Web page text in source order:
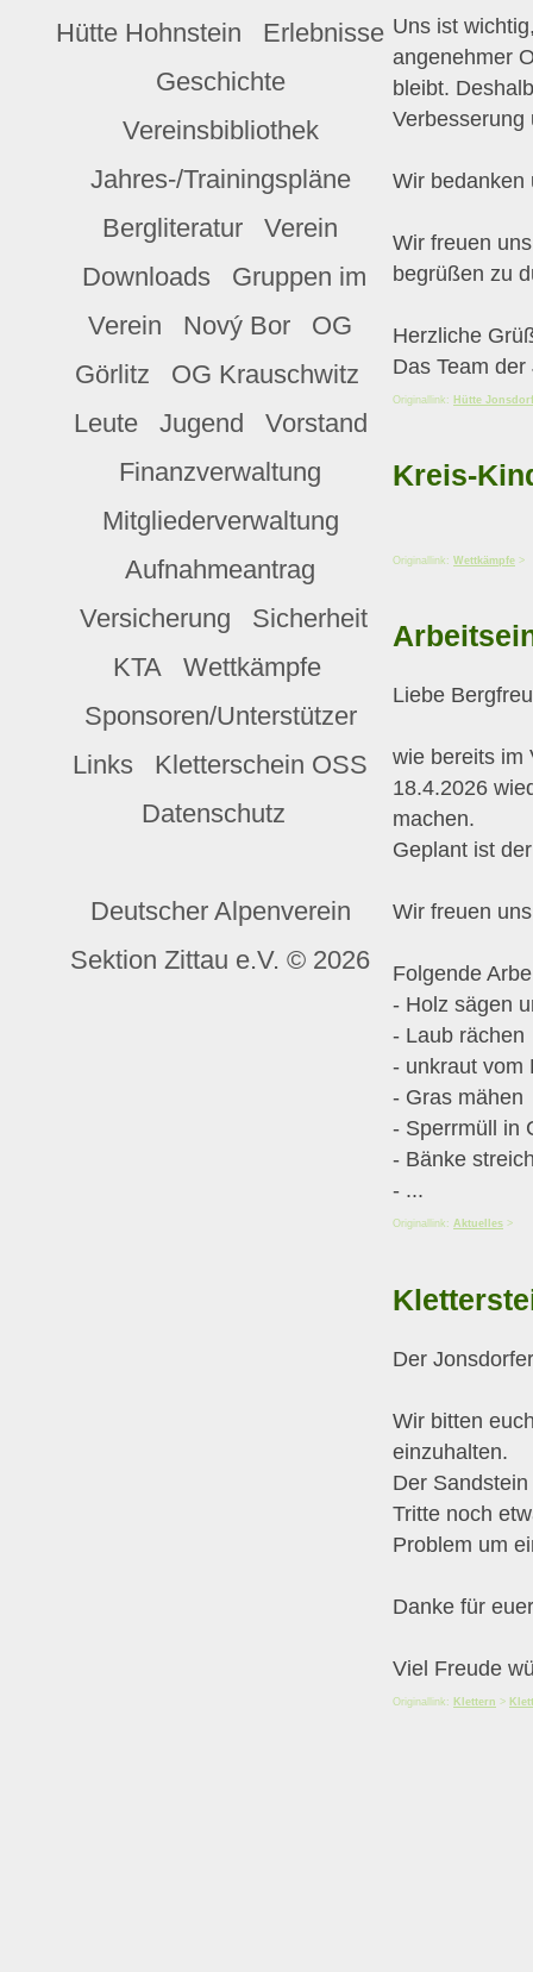
Uns ist
angenehmer
bleibt.
Verbesserung
Wir bedanken
Wir freuen
begrüßen zu
Herzliche
Das Team
Originallink: Hütte Jonsdorf
Kreis-
Originallink: Wettkämpfe >
Liebe
wie bereits im
18.4.2026
machen.
Geplant ist
Wir freuen
Folgende
- Holz sägen
- Laub rächen
- unkraut vom
- Gras mähen
- Sperrmüll in
- Bänke
- ...
Originallink: Aktuelles >
Der
Wir bitten
einzuhalten.
Der
Tritte noch
Problem um
Danke für
Viel Freude
Originallink: Klettern >
Hütte Hohnstein
Erlebnisse
Geschichte
Vereinsbibliothek
Jahres-/Trainingspläne
Bergliteratur
Verein
Downloads
Gruppen im
Verein
Nový Bor
OG
Görlitz
OG Krauschwitz
Leute
Jugend
Vorstand
Finanzverwaltung
Mitgliederverwaltung
Aufnahmeantrag
Versicherung
Sicherheit
KTA
Wettkämpfe
Sponsoren/Unterstützer
Links
Kletterschein OSS
Datenschutz
Deutscher Alpenverein
Sektion Zittau e.V. © 2026